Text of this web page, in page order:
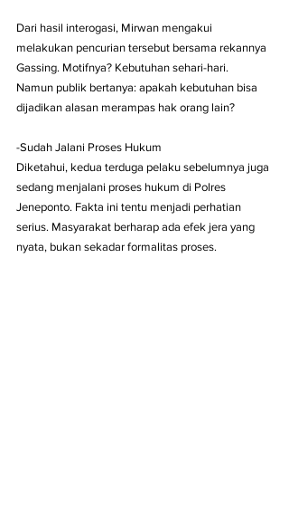
Dari hasil interogasi, Mirwan mengakui
melakukan pencurian tersebut bersama rekannya
Gassing. Motifnya? Kebutuhan sehari-hari.
Namun publik bertanya: apakah kebutuhan bisa
dijadikan alasan merampas hak orang lain?
-Sudah Jalani Proses Hukum
Diketahui, kedua terduga pelaku sebelumnya juga
sedang menjalani proses hukum di Polres
Jeneponto. Fakta ini tentu menjadi perhatian
serius. Masyarakat berharap ada efek jera yang
nyata, bukan sekadar formalitas proses.